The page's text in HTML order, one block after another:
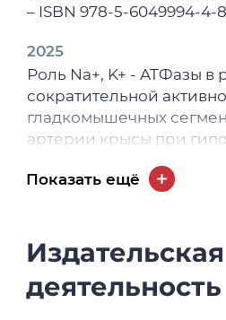
– ISBN 978-5-6049994-4-8.
2025
Роль Nа+, K+ - ATФазы в
сократительной
гладкомышечных
артерии крысы при
Гусакова, Е. А. Степовая
– С. 41–47.
2024
Показать ещё
Издательская
деятельность